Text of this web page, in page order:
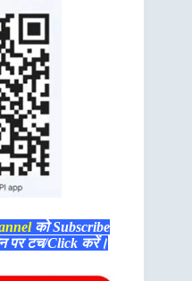
को Subscribe
पर टच/Click करें।